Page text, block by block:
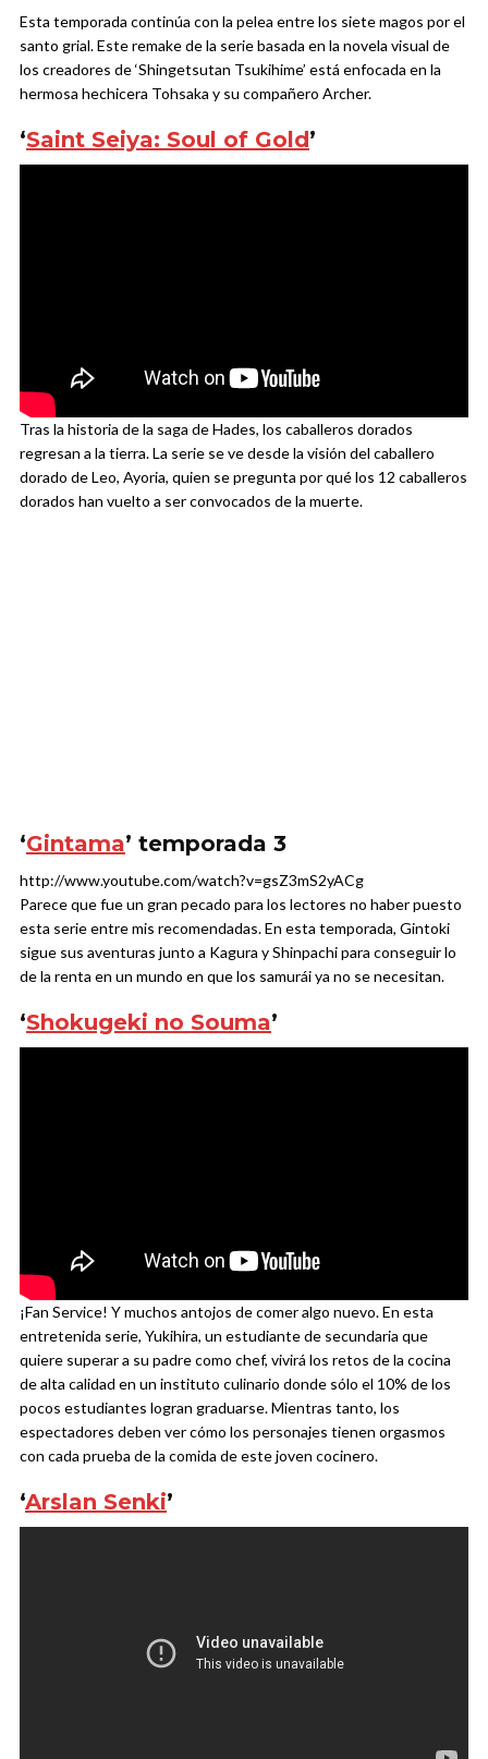
Esta temporada continúa con la pelea entre los siete magos por el
santo grial. Este remake de la serie basada en la novela visual de
los creadores de ‘Shingetsutan Tsukihime’ está enfocada en la
hermosa hechicera Tohsaka y su compañero Archer.
‘Saint Seiya: Soul of Gold’
Tras la historia de la saga de Hades, los caballeros dorados
regresan a la tierra. La serie se ve desde la visión del caballero
dorado de Leo, Ayoria, quien se pregunta por qué los 12 caballeros
dorados han vuelto a ser convocados de la muerte.
‘Gintama’ temporada 3
http://www.youtube.com/watch?v=gsZ3mS2yACg
Parece que fue un gran pecado para los lectores no haber puesto
esta serie entre mis recomendadas. En esta temporada, Gintoki
sigue sus aventuras junto a Kagura y Shinpachi para conseguir lo
de la renta en un mundo en que los samurái ya no se necesitan.
‘Shokugeki no Souma’
¡Fan Service! Y muchos antojos de comer algo nuevo. En esta
entretenida serie, Yukihira, un estudiante de secundaria que
quiere superar a su padre como chef, vivirá los retos de la cocina
de alta calidad en un instituto culinario donde sólo el 10% de los
pocos estudiantes logran graduarse. Mientras tanto, los
espectadores deben ver cómo los personajes tienen orgasmos
con cada prueba de la comida de este joven cocinero.
‘Arslan Senki’